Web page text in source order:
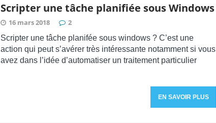
Scripter une tâche planifiée sous Windows
16 mars 2018 2
Scripter une tâche planifée sous windows ? C’est une
action qui peut s’avérer très intéressante notamment si vous
avez dans l’idée d’automatiser un traitement particulier
EN SAVOIR PLUS